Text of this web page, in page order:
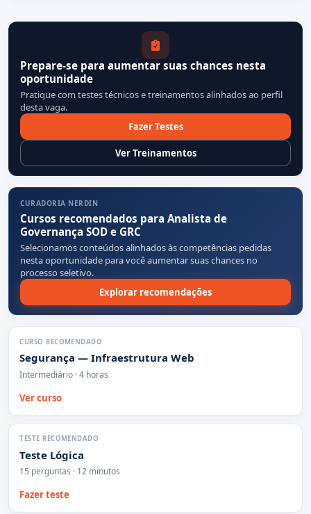
Prepare-se para aumentar suas chances nesta
oportunidade
Pratique com testes técnicos e treinamentos alinhados ao perfil
desta vaga.
Fazer Testes
Ver Treinamentos
CURADORIA NERDIN
Cursos recomendados para Analista de
Governança SOD e GRC
Selecionamos conteúdos alinhados às competências pedidas
nesta oportunidade para você aumentar suas chances no
processo seletivo.
Explorar recomendações
CURSO RECOMENDADO
Segurança — Infraestrutura Web
Intermediário · 4 horas
Ver curso
TESTE RECOMENDADO
Teste Lógica
15 perguntas · 12 minutos
Fazer teste